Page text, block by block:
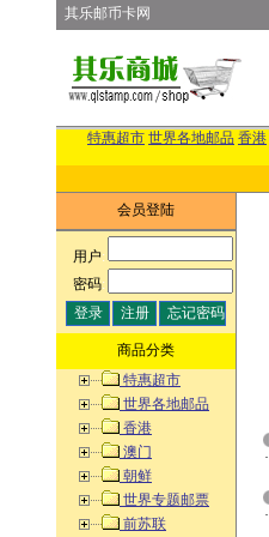
其乐邮币卡网
特惠超市 世界各地邮品 香港
会员登陆
用户:
密码:
商品分类
特惠超市
世界各地邮品
香港
澳门
朝鲜
世界专题邮票
前苏联